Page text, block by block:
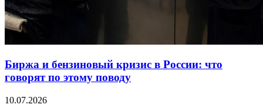
Биржа и бензиновый кризис в России: что
говорят по этому поводу
10.07.2026